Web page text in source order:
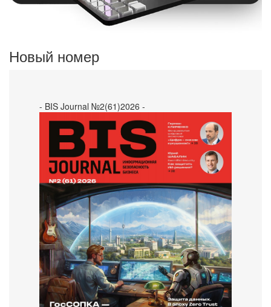
Новый номер
- BIS Journal №2(61)2026 -